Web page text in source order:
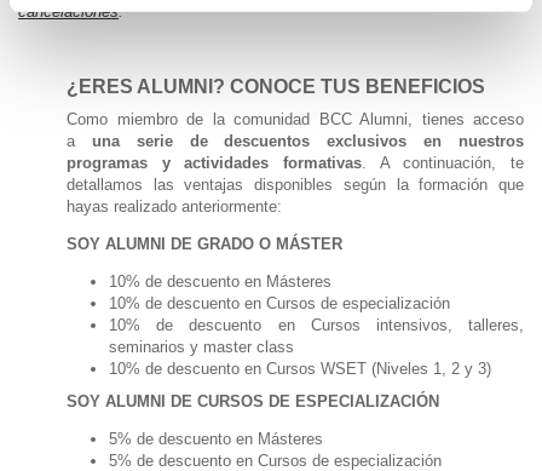
cancelaciones.
¿ERES ALUMNI? CONOCE TUS BENEFICIOS
Como miembro de la comunidad BCC Alumni, tienes acceso
a una serie de descuentos exclusivos en nuestros
programas y actividades formativas . A continuación, te
detallamos las ventajas disponibles según la formación que
hayas realizado anteriormente:
SOY ALUMNI DE GRADO O MÁSTER
10% de descuento en Másteres
10% de descuento en Cursos de especialización
10% de descuento en Cursos intensivos, talleres,
seminarios y master class
10% de descuento en Cursos WSET (Niveles 1, 2 y 3)
SOY ALUMNI DE CURSOS DE ESPECIALIZACIÓN
5% de descuento en Másteres
5% de descuento en Cursos de especialización